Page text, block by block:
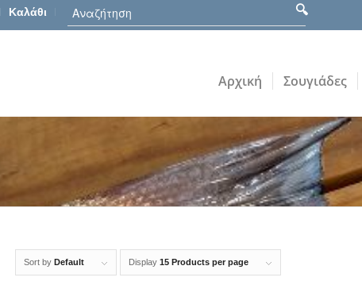
Καλάθι
Αρχική Σουγιάδες
Sort by Default Display 15 Products per page